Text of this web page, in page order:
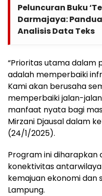
Peluncuran Buku
Darmajaya:
Analisis Data Teks
“Prioritas utama dalam
adalah memperbaiki
Kami akan berusaha
memperbaiki jalan-
manfaat nyata bagi
Mirzani Djausal dalam
(24/1/2025).
Program ini
konektivitas
kemajuan ekonomi dan
Lampung.